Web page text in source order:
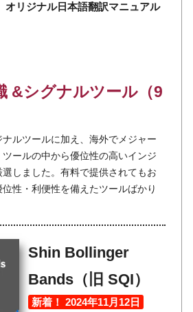
オリジナル日本語翻訳マニュアル
&シグナルツール（9
ルツールに加え、海外でメジャー
ツールの中から優位性の高いインジ
しました。有料で提供されてもお
性・利便性を備えたツールばかり
Shin Bollinger
Bands（旧 SQI）
新着！ 2024年11月12日